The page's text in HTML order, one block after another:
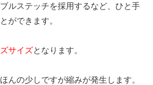
ルステッチを採用するなど、ひと手
ができます。
サイズとなります。
んの少しですが縮みが発生します。